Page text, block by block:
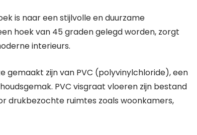
is naar een stijlvolle en duurzame
hoek van 45 graden gelegd worden, zorgt
interieurs.
zijn van PVC (polyvinylchloride), een
PVC visgraat vloeren zijn bestand
drukbezochte ruimtes zoals woonkamers,